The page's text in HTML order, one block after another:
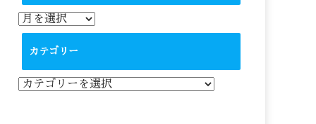
ア
ー
カテゴリー
カ
テ